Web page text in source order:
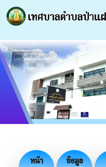
หน้า
ข้อมูล